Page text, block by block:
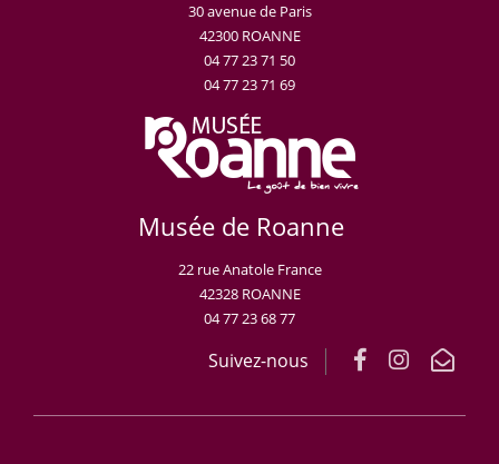
30 avenue de Paris
42300 ROANNE
04 77 23 71 50
04 77 23 71 69
Musée de Roanne
22 rue Anatole France
42328 ROANNE
04 77 23 68 77
Suivez-nous